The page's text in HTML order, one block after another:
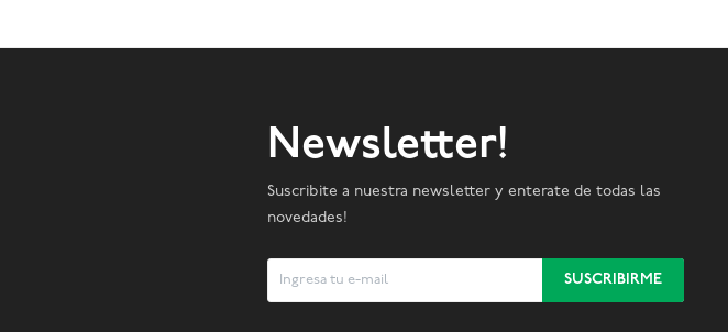
Newsletter!
Suscribite a nuestra newsletter y enterate de todas las
novedades!
SUSCRIBIRME